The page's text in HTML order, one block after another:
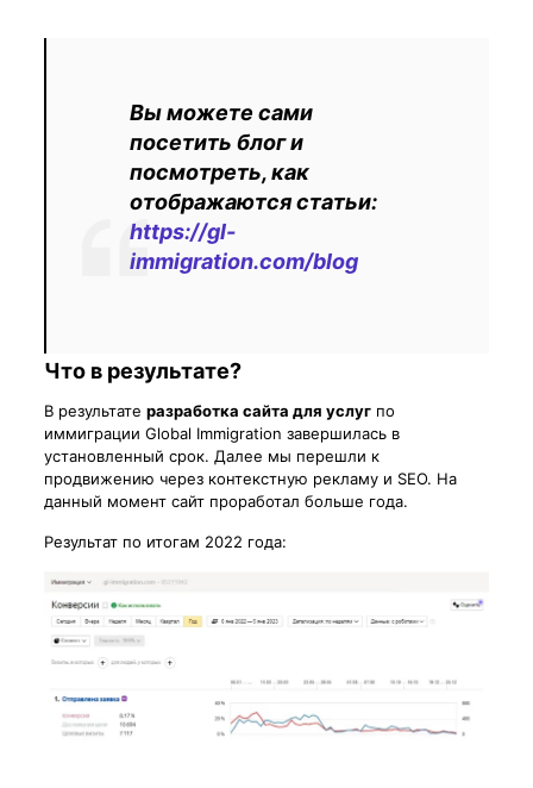
Вы можете сами
посетить блог и
посмотреть, как
отображаются статьи:
https://gl-
immigration.com/blog
Что в результате?
В результате разработка сайта для услугпо
иммиграции Global Immigration завершилась в
установленный срок. Далее мы перешли к
продвижению через контекстную рекламу и SEO. На
данный момент сайт проработал больше года.
Результат по итогам 2022 года: